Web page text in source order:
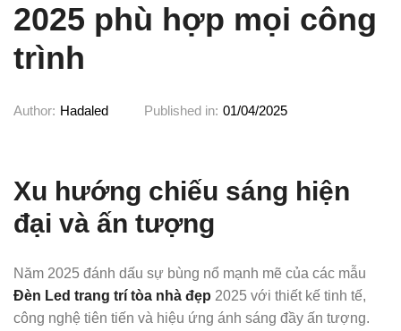
2025 phù hợp mọi công
trình
Author: Hadaled Published in: 01/04/2025
Xu hướng chiếu sáng hiện
đại và ấn tượng
Năm 2025 đánh dấu sự bùng nổ mạnh mẽ của các mẫu
Đèn Led trang trí tòa nhà đẹp 2025 với thiết kế tinh tế,
công nghệ tiên tiến và hiệu ứng ánh sáng đầy ấn tượng.